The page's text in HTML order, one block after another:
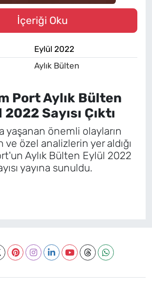
İçeriği Oku
Eylül 2022
Aylık Bülten
Port Aylık Bülten
Sayısı Çıktı
yaşanan önemli olayların
özel analizlerin yer aldığı
Aylık Bülten Eylül 2022
yayına sunuldu.